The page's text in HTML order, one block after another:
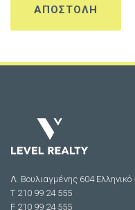
Λ. Βουλιαγμένης 604 Ελληνικό
Τ 210 99 24 555
F 210 99 24 555